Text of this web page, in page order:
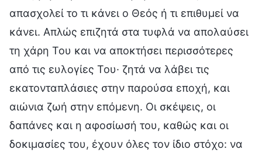
απασχολεί το τι κάνει ο Θεός ή τι επιθυμεί να
κάνει. Απλώς επιζητά στα τυφλά να απολαύσει
τη χάρη Του και να αποκτήσει περισσότερες
από τις ευλογίες Του· ζητά να λάβει τις
εκατονταπλάσιες στην παρούσα εποχή, και
αιώνια ζωή στην επόμενη. Οι σκέψεις, οι
δαπάνες και η αφοσίωσή του, καθώς και οι
δοκιμασίες του, έχουν όλες τον ίδιο στόχο: να